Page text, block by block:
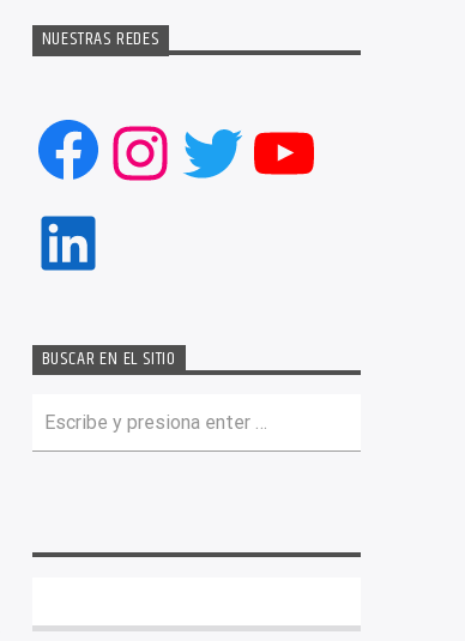
NUESTRAS REDES
Facebook
Instagram
Twitter
LinkedIn
BUSCAR EN EL SITIO